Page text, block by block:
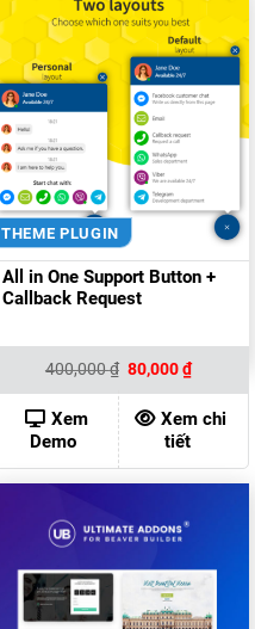
THEME PLUGIN
All in One Support Button +
Callback Request
400,000₫ Giá
gốc
là:
400,000 ₫.
80,000₫Giá
hiện
tại
là:
80,000
Xem
Demo
Xem chi
tiết